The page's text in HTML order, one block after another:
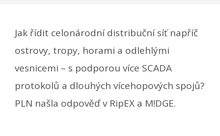
Jak řídit celonárodní distribuční síť napříč
ostrovy, tropy, horami a odlehlými
vesnicemi – s podporou více SCADA
protokolů a dlouhých vícehopových spojů?
PLN našla odpověď v RipEX a M!DGE.